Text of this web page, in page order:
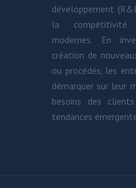
développement
la compétitivité
modernes. En
création de
ou procédés, les
démarquer sur leur
besoins des
tendances